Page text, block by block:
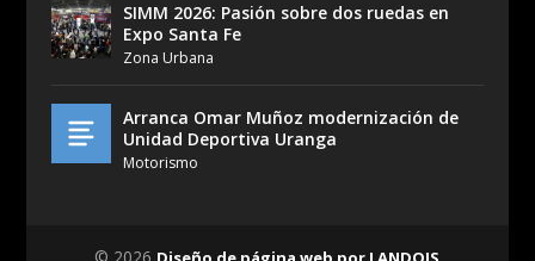
SIMM 2026: Pasión sobre dos ruedas en
Expo Santa Fe
Zona Urbana
Arranca Omar Muñoz modernización de
Unidad Deportiva Uranga
Motorismo